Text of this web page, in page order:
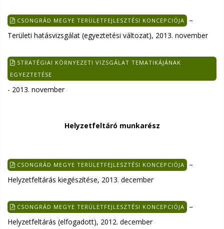
CSONGRÁD MEGYE TERÜLETFEJLESZTÉSI KONCEPCIÓJA
–
Területi hatásvizsgálat (egyeztetési változat), 2013. november
STRATÉGIAI KÖRNYEZETI VIZSGÁLAT TEMATIKÁJÁNAK
EGYEZTETÉSE
- 2013. november
Helyzetfeltáró munkarész
CSONGRÁD MEGYE TERÜLETFEJLESZTÉSI KONCEPCIÓJA
–
Helyzetfeltárás kiegészítése, 2013. december
CSONGRÁD MEGYE TERÜLETFEJLESZTÉSI KONCEPCIÓJA
–
Helyzetfeltárás (elfogadott), 2012. december